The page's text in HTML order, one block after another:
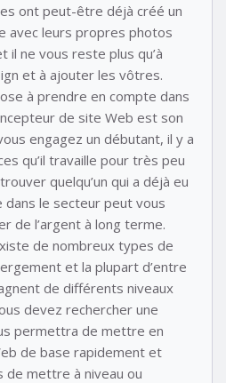
ont peut-être déjà créé un
avec leurs propres photos
il ne vous reste plus qu’à
et à ajouter les vôtres.
à prendre en compte dans
de site Web est son
engagez un débutant, il y a
qu’il travaille pour très peu
quelqu’un qui a déjà eu
dans le secteur peut vous
de l’argent à long terme.
de nombreux types de
et la plupart d’entre
de différents niveaux
devez rechercher une
permettra de mettre en
de base rapidement et
de mettre à niveau ou